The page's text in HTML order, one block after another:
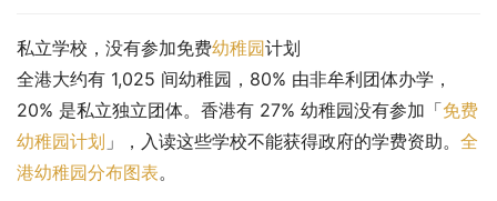
私立学校，没有参加免费幼稚园计划
全港大约有 1,025 间幼稚园，80% 由非牟利团体办学，
20% 是私立独立团体。香港有 27% 幼稚园没有参加「免费
幼稚园计划 」，入读这些学校不能获得政府的学费资助。 全
港幼稚园分布图表。